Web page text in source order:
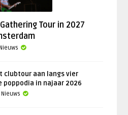
Tour in 2027
clubtour aan langs vier
poppodia in najaar 2026